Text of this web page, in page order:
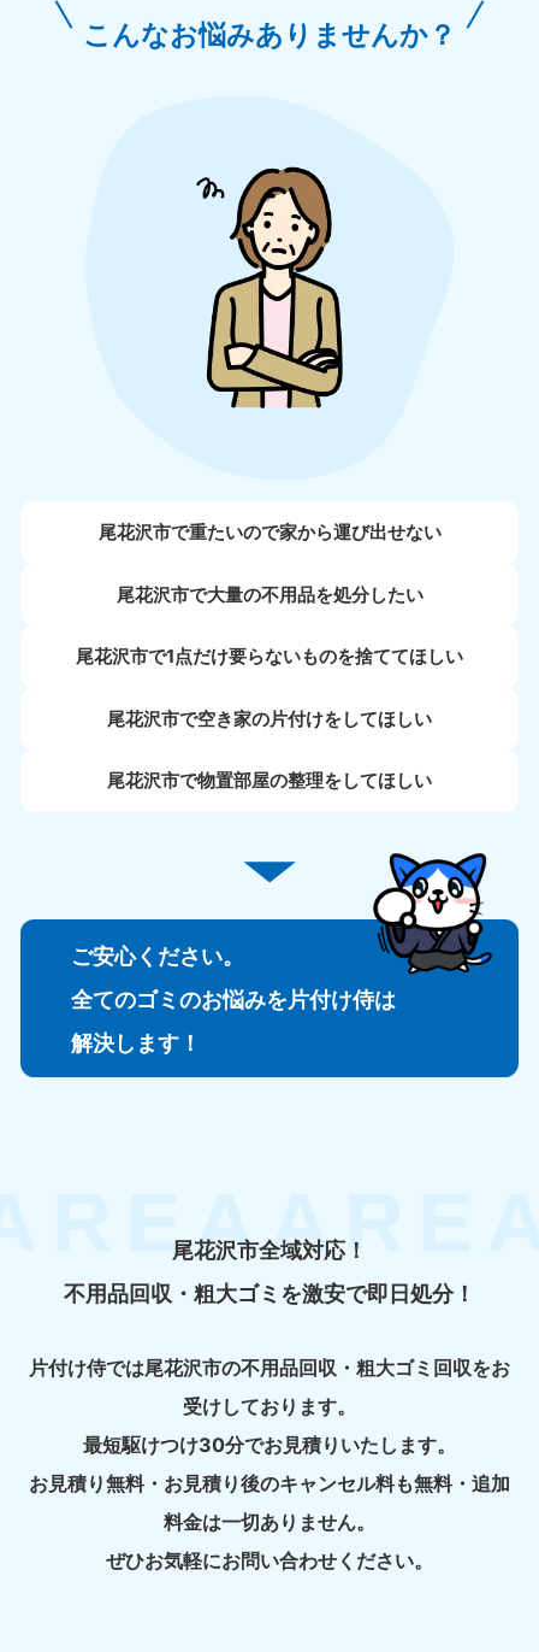
こんなお悩みありませんか？
尾花沢市で重たいので家から運び出せない
尾花沢市で大量の不用品を処分したい
尾花沢市で1点だけ要らないものを捨ててほしい
尾花沢市で空き家の片付けをしてほしい
尾花沢市で物置部屋の整理をしてほしい
ご安心ください。
全てのゴミのお悩みを片付け侍は
解決します！
尾花沢市全域対応！
不用品回収・粗大ゴミを激安で即日処分！
片付け侍では尾花沢市の不用品回収・粗大ゴミ回収をお
受けしております。
最短駆けつけ30分でお見積りいたします。
お見積り無料・お見積り後のキャンセル料も無料・追加
料金は一切ありません。
ぜひお気軽にお問い合わせください。